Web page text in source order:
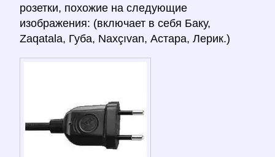
розетки, похожие на следующие
изображения: (включает в себя Баку,
Zaqatala, Губа, Naxçıvan, Астара, Лерик.)